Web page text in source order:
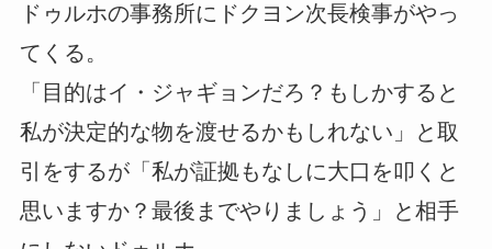
ドゥルホの事務所にドクヨン次長検事がやっ
てくる。
「目的はイ・ジャギョンだろ？もしかすると
私が決定的な物を渡せるかもしれない」と取
引をするが「私が証拠もなしに大口を叩くと
思いますか？最後までやりましょう」と相手